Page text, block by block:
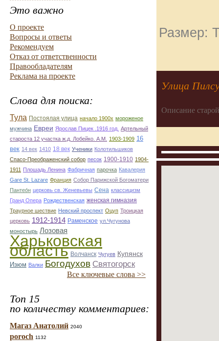
Это важно
О проекте
Вопросы и ответы
Рекомендуем
Отказ от ответственности
Правообладателям
Реклама на проекте
Слова для поиска:
Тула Постоялая улица начало 1900х мороженое
мужчина Евреи Ярослав Пицек .1916 год. Артельный
староста 12 участка ж.д. Лобейко. А.М.
1903-1909 16
век 14 век 1410 18 век Ученики Колотильшиков
Спасо-Преображенский собор песок 1900-1910 1904-
1911 Плошадь Ленина Фабричная парочка Кавалерия
Gare St. Lazare Франция Собор Парижской Богоматери
Пантео́н церковь св. Женевьевы Сена классицизм
Гранд Опера Рождественская женская гимназия
Траурное шествие Невский проспект Оцуп Троицкая
церковь 1912-1914 Раменское ул.Чугунова
моностырь Лозовая
Харьковская
область Волчанск Чугуев Купянск
Изюм Валки Богодухов Святогорск
Все ключевые слова >>
Топ 15
по количеству комментариев:
Магаз Анатолий 2040
poroch 1132
Размер:
Улица
Описание